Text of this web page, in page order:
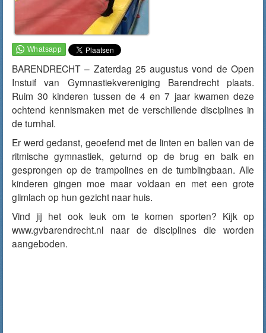
BARENDRECHT – Zaterdag 25 augustus vond de Open
Instuif van Gymnastiekvereniging Barendrecht plaats.
Ruim 30 kinderen tussen de 4 en 7 jaar kwamen deze
ochtend kennismaken met de verschillende disciplines in
de turnhal.
Er werd gedanst, geoefend met de linten en ballen van de
ritmische gymnastiek, geturnd op de brug en balk en
gesprongen op de trampolines en de tumblingbaan. Alle
kinderen gingen moe maar voldaan en met een grote
glimlach op hun gezicht naar huis.
Vind jij het ook leuk om te komen sporten? Kijk op
www.gvbarendrecht.nl naar de disciplines die worden
aangeboden.